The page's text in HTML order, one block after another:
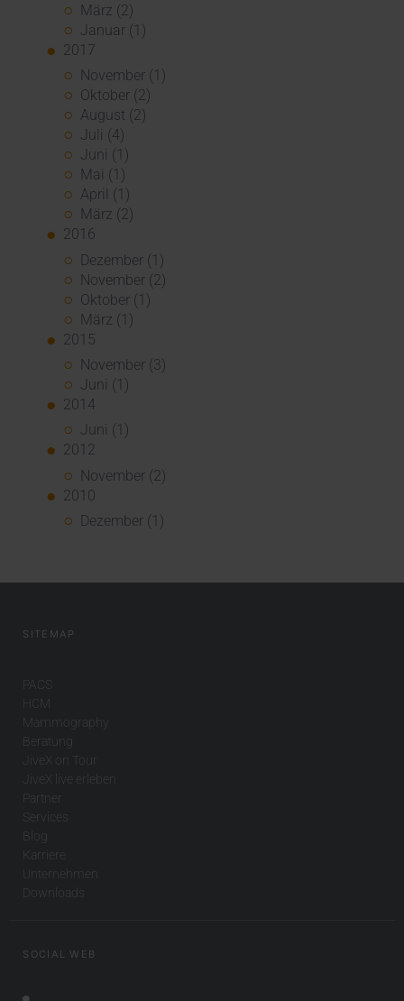
März (2)
Januar (1)
2017
November (1)
Oktober (2)
August (2)
Juli (4)
Juni (1)
Mai (1)
April (1)
März (2)
2016
Dezember (1)
November (2)
Oktober (1)
März (1)
2015
November (3)
Juni (1)
2014
Juni (1)
2012
November (2)
2010
Dezember (1)
SITEMAP
PACS
HCM
Mammography
Beratung
JiveX on Tour
JiveX live erleben
Partner
Services
Blog
Karriere
Unternehmen
Downloads
SOCIAL WEB